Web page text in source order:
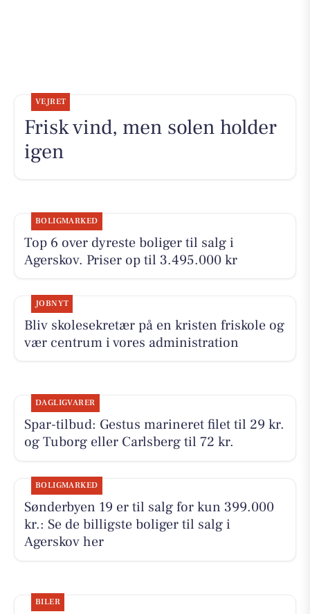
VEJRET
Frisk vind, men solen holder
igen
BOLIGMARKED
Top 6 over dyreste boliger til salg i
Agerskov. Priser op til 3.495.000 kr
JOBNYT
Bliv skolesekretær på en kristen friskole og
vær centrum i vores administration
DAGLIGVARER
Spar-tilbud: Gestus marineret filet til 29 kr.
og Tuborg eller Carlsberg til 72 kr.
BOLIGMARKED
Sønderbyen 19 er til salg for kun 399.000
kr.: Se de billigste boliger til salg i
Agerskov her
BILER